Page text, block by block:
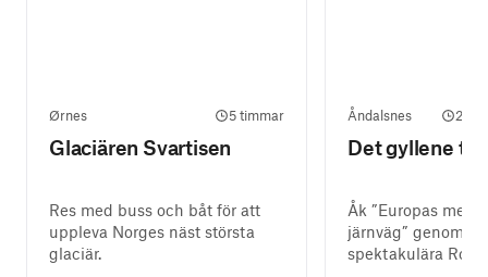
Ørnes 5 timmar
Glaciären Svartisen
Res med buss och båt för att
uppleva Norges näst största
glaciär.
Åndalsnes 2
Det gyllene
Åk ”Europas mest
järnväg” genom
spektakulära